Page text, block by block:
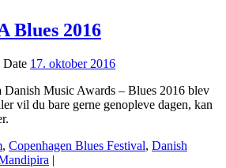
Blues 2016
Date 17. oktober 2016
Danish Music Awards – Blues 2016 blev
vil du bare gerne genopleve dagen, kan
, Copenhagen Blues Festival, Danish
|